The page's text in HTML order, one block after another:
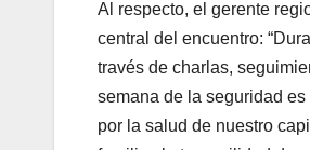
Al respecto, el gerente
central del encuentro:
través de charlas,
semana de la seguridad
por la salud de nuestro